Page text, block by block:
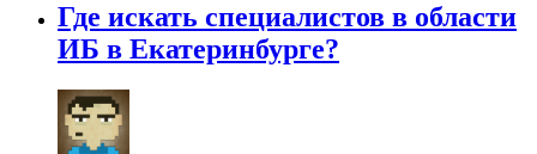
Где искать специалистов в области
ИБ в Екатеринбурге?